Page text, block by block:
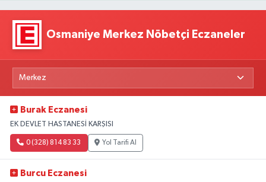
Osmaniye Merkez Nöbetçi Eczaneler
Burak Eczanesi
EK DEVLET HASTANESİ KARŞISI
0 (328) 814 83 33 Yol Tarifi Al
Burcu Eczanesi